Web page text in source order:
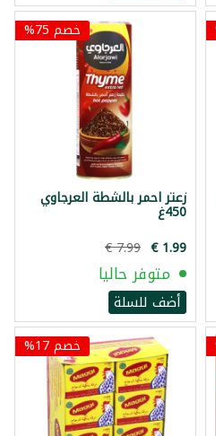
خصم 75%
زعتر احمر بالشطة العرجاوي
450غ
متوفر حاليا
أضف للسلة
خصم 17%